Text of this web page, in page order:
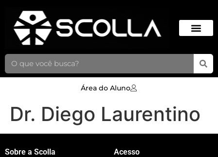
Área do Aluno
Dr. Diego Laurentino
Sobre a Scolla Acesso